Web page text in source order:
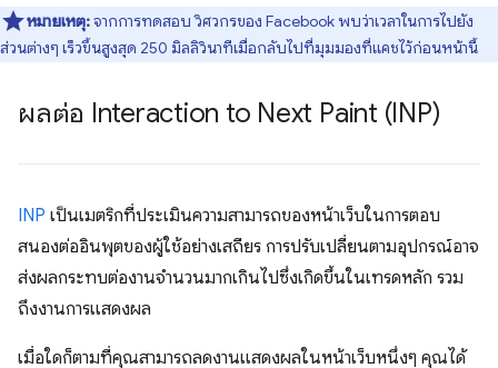
หมายเหตุ:จากการทดสอบ วิศวกรของ Facebook พบว่าเวลาในการไปยัง
ส่วนต่างๆ เร็วขึ้นสูงสุด 250 มิลลิวินาทีเมื่อกลับไปที่มุมมองที่แคชไว้ก่อนหน้านี้
ผลต่อ Interaction to Next Paint (INP)
INP เป็นเมตริกที่ประเมินความสามารถของหน้าเว็บในการตอบ
สนองต่ออินพุตของผู้ใช้อย่างเสถียร การปรับเปลี่ยนตามอุปกรณ์อาจ
ส่งผลกระทบต่องานจำนวนมากเกินไปซึ่งเกิดขึ้นในเทรดหลัก รวม
ถึงงานการแสดงผล
เมื่อใดก็ตามที่คุณสามารถลดงานแสดงผลในหน้าเว็บหนึ่งๆ คุณได้